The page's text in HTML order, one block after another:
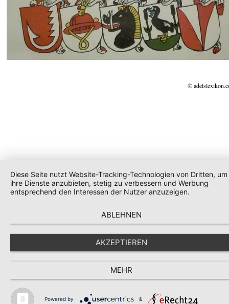
©
Diese Seite nutzt Website-Tracking-Technologien von Dritten, um
ihre Dienste anzubieten, stetig zu verbessern und Werbung
entsprechend den Interessen der Nutzer anzuzeigen.
ABLEHNEN
AKZEPTIEREN
MEHR
Powered by &